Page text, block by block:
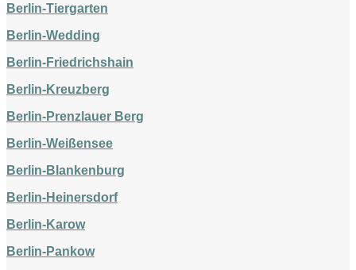
Berlin-Tiergarten
Berlin-Wedding
Berlin-Friedrichshain
Berlin-Kreuzberg
Berlin-Prenzlauer Berg
Berlin-Weißensee
Berlin-Blankenburg
Berlin-Heinersdorf
Berlin-Karow
Berlin-Pankow